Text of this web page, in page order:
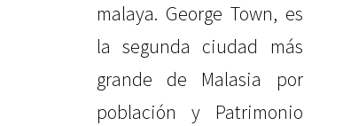
malaya. George Town, es
la segunda ciudad más
grande de Malasia por
población y Patrimonio